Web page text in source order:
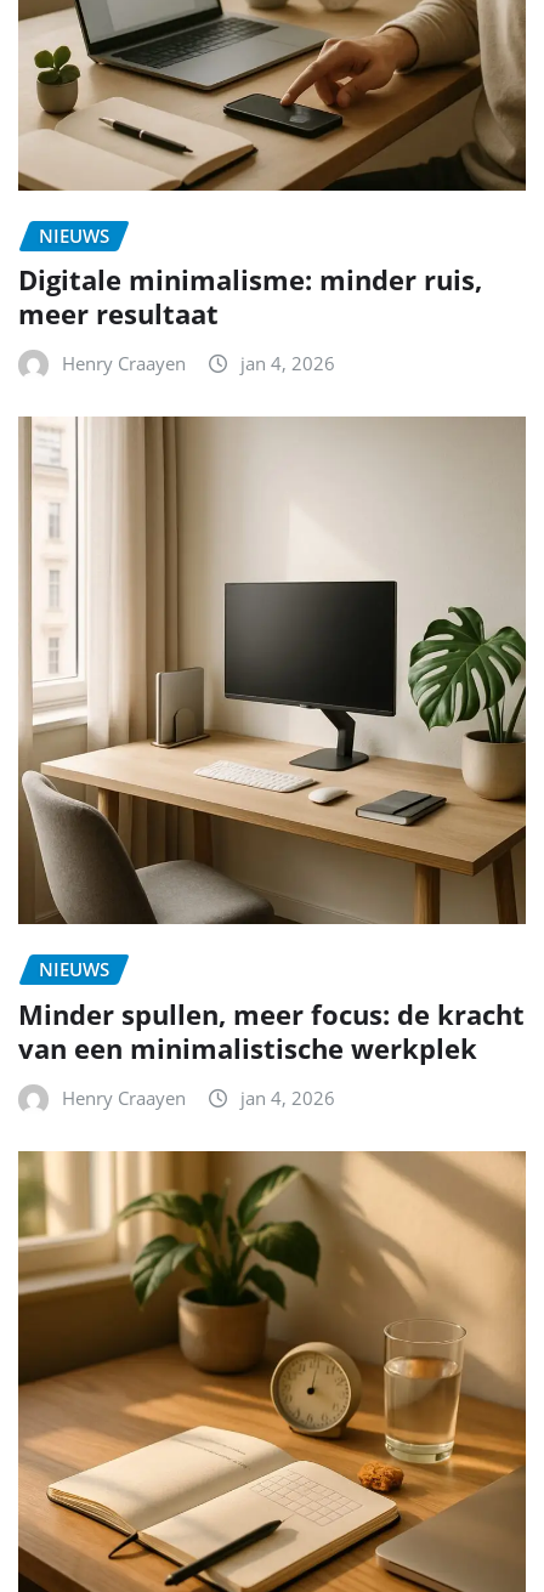
NIEUWS
Digitale minimalisme: minder ruis,
meer resultaat
Henry Craayen jan 4, 2026
NIEUWS
Minder spullen, meer focus: de kracht
van een minimalistische werkplek
Henry Craayen jan 4, 2026